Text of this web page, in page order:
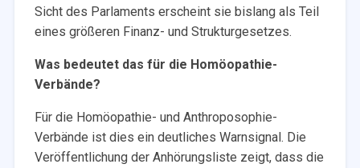
Sicht des Parlaments erscheint sie bislang als Teil
eines größeren Finanz- und Strukturgesetzes.
Was bedeutet das für die Homöopathie-
Verbände?
Für die Homöopathie- und Anthroposophie-
Verbände ist dies ein deutliches Warnsignal. Die
Veröffentlichung der Anhörungsliste zeigt, dass die